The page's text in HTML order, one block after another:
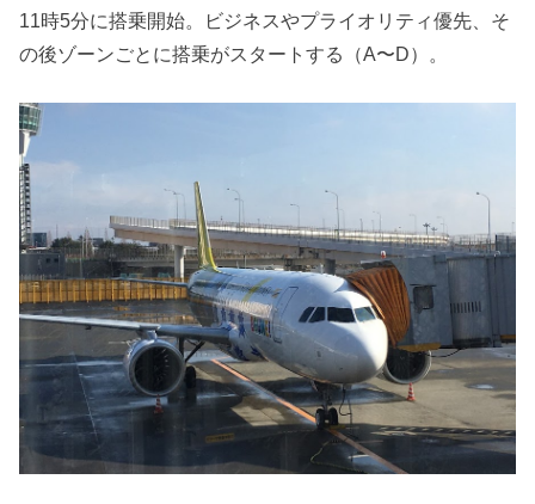
11時5分に搭乗開始。ビジネスやプライオリティ優先、そ
の後ゾーンごとに搭乗がスタートする（A〜D）。